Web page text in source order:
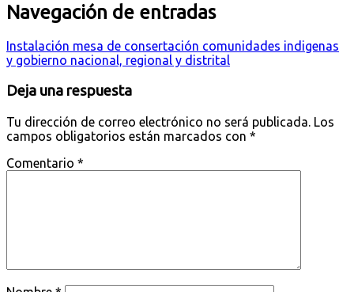
Navegación de entradas
Instalación mesa de consertación comunidades indigenas
y gobierno nacional, regional y distrital
Deja una respuesta
Tu dirección de correo electrónico no será publicada. Los
campos obligatorios están marcados con *
Comentario *